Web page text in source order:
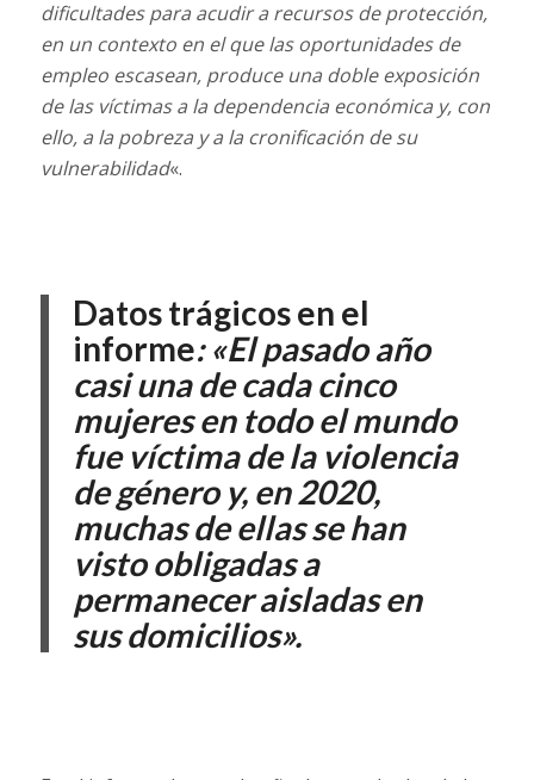
dificultades para acudir a recursos de protección,
en un contexto en el que las oportunidades de
empleo escasean, produce una doble exposición
de las víctimas a la dependencia económica y, con
ello, a la pobreza y a la cronificación de su
vulnerabilidad«.
Datos trágicos en el
informe: «El pasado año
casi una de cada cinco
mujeres en todo el mundo
fue víctima de la violencia
de género y, en 2020,
muchas de ellas se han
visto obligadas a
permanecer aisladas en
sus domicilios».